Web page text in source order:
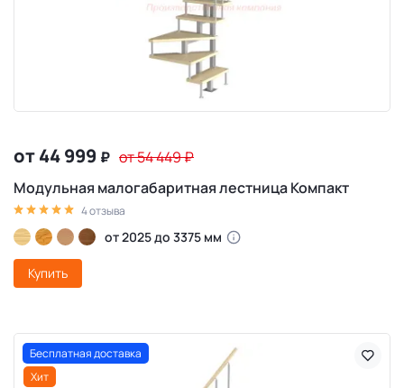
от 44 999 ₽ от 54 449₽
Модульная малогабаритная лестница Компакт
4 отзыва
от 2025 до 3375 мм
Купить
Бесплатная доставка
Хит